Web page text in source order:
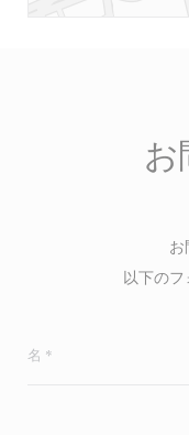
お
お
以下のフ